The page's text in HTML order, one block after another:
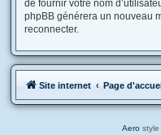
de fournir votre nom
phpBB générera un nouveau
reconnecter.
Site internet Page
Aero